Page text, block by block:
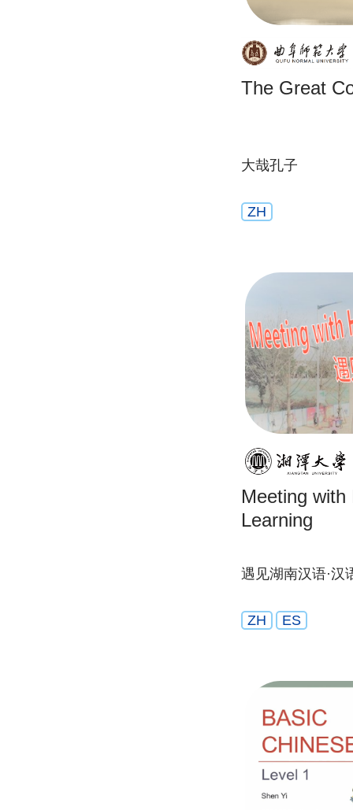
The Great
大哉孔子
ZH
Meeting with
Learning
遇见湖南汉语·汉
ZH ES